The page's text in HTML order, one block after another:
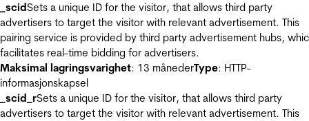
_scidSets a unique ID for the visitor, that allows third party
advertisers to target the visitor with relevant advertisement. This
pairing service is provided by third party advertisement hubs,
facilitates real-time bidding for advertisers.
Maksimal lagringsvarighet: 13 månederType: HTTP-
informasjonskapsel
_scid_rSets a unique ID for the visitor, that allows third party
advertisers to target the visitor with relevant advertisement. This